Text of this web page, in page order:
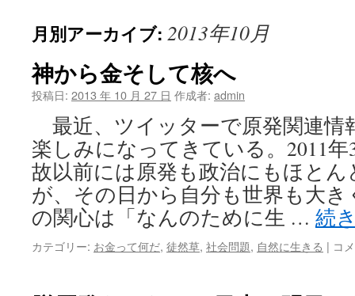
月別アーカイブ: 2013年10月
神から金そして核へ
投稿日: 2013 年 10 月 27 日 作成者: admin
最近、ツイッターで原発関連情
楽しみになってきている。2011年
故以前には原発も政治にもほと
が、その日から自分も世界も大
の関心は「なんのために生 … 続
カテゴリー: お金って何だ, 徒然草, 社会問題, 自然に生きる | 神
コ